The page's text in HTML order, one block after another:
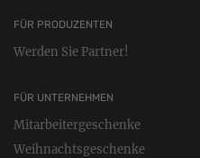
FÜR PRODUZENTEN
Werden Sie Partner!
FÜR UNTERNEHMEN
Mitarbeitergeschenke
Weihnachtsgeschenke